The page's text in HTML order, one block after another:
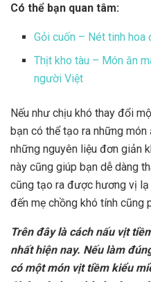
Có thể bạn quan tâm:
Gỏi cuốn – Nét tinh
Thịt kho tàu – Món ăn
người Việt
Nếu như chịu khó thay đổi
bạn có thể tạo ra những
những nguyên liệu đơn giản
này cũng giúp bạn dễ dàng
cũng tạo ra được hương vị lạ
đến mẹ chồng khó tính cũng
Trên đây là cách nấu vịt
nhất hiện nay. Nếu làm
có một món vịt tiềm kiểu